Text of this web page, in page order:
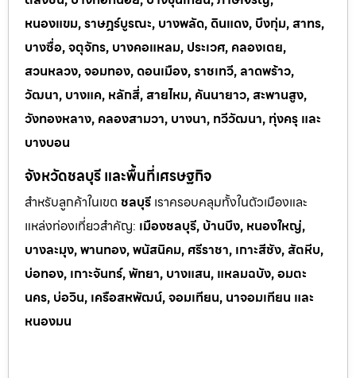
หนองแขม, ราษฎร์บูรณะ, บางพลัด, ดินแดง, บึงกุ่ม, สาทร,
บางซื่อ, จตุจักร, บางคอแหลม, ประเวศ, คลองเตย,
สวนหลวง, จอมทอง, ดอนเมือง, ราชเทวี, ลาดพร้าว,
วัฒนา, บางแค, หลักสี่, สายไหม, คันนายาว, สะพานสูง,
วังทองหลาง, คลองสามวา, บางนา, ทวีวัฒนา, ทุ่งครุ และ
บางบอน
จังหวัดชลบุรี และพื้นที่เศรษฐกิจ
สำหรับลูกค้าในเขต ชลบุรี เราครอบคลุมทั้งในตัวเมืองและ
แหล่งท่องเที่ยวสำคัญ: เมืองชลบุรี, บ้านบึง, หนองใหญ่,
บางละมุง, พานทอง, พนัสนิคม, ศรีราชา, เกาะสีชัง, สัตหีบ,
บ่อทอง, เกาะจันทร์, พัทยา, บางแสน, แหลมฉบัง, อมตะ
นคร, บ่อวิน, เครือสหพัฒน์, จอมเทียน, นาจอมเทียน และ
หนองมน